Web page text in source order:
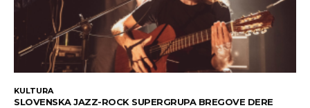
KULTURA
SLOVENSKA JAZZ-ROCK SUPERGRUPA BREGOVE DERE